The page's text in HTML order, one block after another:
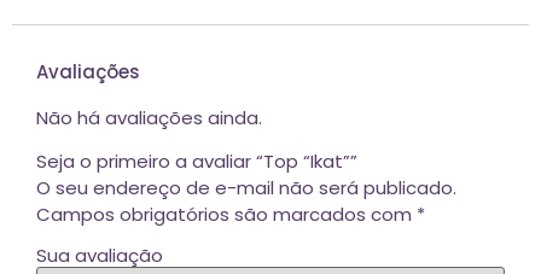
Avaliações
Não há avaliações ainda.
Seja o primeiro a avaliar “Top “Ikat””
O seu endereço de e-mail não será publicado.
Campos obrigatórios são marcados com *
Sua avaliação